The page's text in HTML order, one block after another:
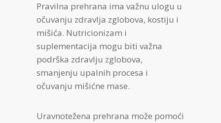
Pravilna prehrana ima važnu ulogu u
očuvanju zdravlja zglobova, kostiju i
mišića. Nutricionizam i
suplementacija mogu biti važna
podrška zdravlju zglobova,
smanjenju upalnih procesa i
očuvanju mišićne mase.
Uravnotežena prehrana može pomoći